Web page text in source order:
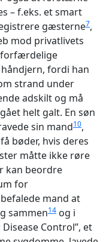
– f.eks. et smart
gæsterne7,
mod privatlivets
forfærdelige
fordi han
strand under
adskilt og må
helt galt. En søn
sin mand10,
bøder, hvis deres
måtte ikke røre
kan beordre
for
mand at
sammen14 og i
Control”, et